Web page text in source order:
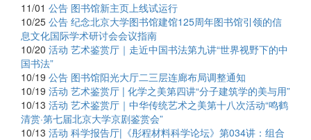
11/01 公告 图书馆新主页上线试运行
10/25 公告 纪念北京大学图书馆建馆125周年图书馆引领的信
息文化国际学术研讨会会议指南
10/20 活动 艺术鉴赏厅｜走近中国书法第九讲“世界视野下的中
国书法”
10/19 公告 图书馆阳光大厅二三层连廊布局调整通知
10/19 活动 艺术鉴赏厅 | 化学之美第四讲“分子建筑学的美与用”
10/13 活动 艺术鉴赏厅｜中华传统艺术之美第十八次活动“鸣鹤
清赏·第七届北京大学京剧鉴赏会”
10/13 活动 科学报告厅|《彤程材料科学论坛》第034讲：组合